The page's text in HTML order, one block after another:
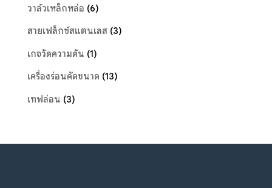
วาล์วเหล็กหล่อ (6)
สายเฟล็กซ์สแตนเลส (3)
เกจวัดความดัน (1)
เครื่องร่อนคัดขนาด (13)
เทฟล่อน (3)